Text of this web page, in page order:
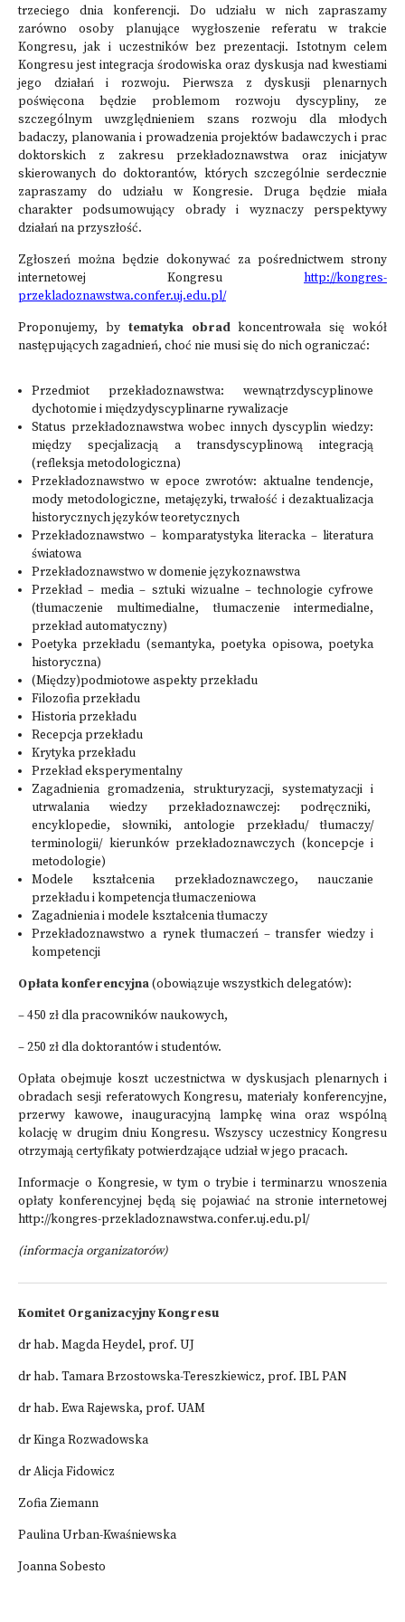
trzeciego dnia konferencji. Do udziału w nich zapraszamy
zarówno osoby planujące wygłoszenie referatu w trakcie
Kongresu, jak i uczestników bez prezentacji. Istotnym celem
Kongresu jest integracja środowiska oraz dyskusja nad kwestiami
jego działań i rozwoju. Pierwsza z dyskusji plenarnych
poświęcona będzie problemom rozwoju dyscypliny, ze
szczególnym uwzględnieniem szans rozwoju dla młodych
badaczy, planowania i prowadzenia projektów badawczych i prac
doktorskich z zakresu przekładoznawstwa oraz inicjatyw
skierowanych do doktorantów, których szczególnie serdecznie
zapraszamy do udziału w Kongresie. Druga będzie miała
charakter podsumowujący obrady i wyznaczy perspektywy
działań na przyszłość.
Zgłoszeń można będzie dokonywać za pośrednictwem strony
internetowej Kongresu http://kongres-
przekladoznawstwa.confer.uj.edu.pl/
Proponujemy, by tematyka obradkoncentrowała się wokół
następujących zagadnień, choć nie musi się do nich ograniczać:
Przedmiot przekładoznawstwa: wewnątrzdyscyplinowe
dychotomie i międzydyscyplinarne rywalizacje
Status przekładoznawstwa wobec innych dyscyplin wiedzy:
między specjalizacją a transdyscyplinową integracją
(refleksja metodologiczna)
Przekładoznawstwo w epoce zwrotów: aktualne tendencje,
mody metodologiczne, metajęzyki, trwałość i dezaktualizacja
historycznych języków teoretycznych
Przekładoznawstwo – komparatystyka literacka – literatura
światowa
Przekładoznawstwo w domenie językoznawstwa
Przekład – media – sztuki wizualne – technologie cyfrowe
(tłumaczenie multimedialne, tłumaczenie intermedialne,
przekład automatyczny)
Poetyka przekładu (semantyka, poetyka opisowa, poetyka
historyczna)
(Między)podmiotowe aspekty przekładu
Filozofia przekładu
Historia przekładu
Recepcja przekładu
Krytyka przekładu
Przekład eksperymentalny
Zagadnienia gromadzenia, strukturyzacji, systematyzacji i
utrwalania wiedzy przekładoznawczej: podręczniki,
encyklopedie, słowniki, antologie przekładu/ tłumaczy/
terminologii/ kierunków przekładoznawczych (koncepcje i
metodologie)
Modele kształcenia przekładoznawczego, nauczanie
przekładu i kompetencja tłumaczeniowa
Zagadnienia i modele kształcenia tłumaczy
Przekładoznawstwo a rynek tłumaczeń – transfer wiedzy i
kompetencji
Opłata konferencyjna(obowiązuje wszystkich delegatów):
– 450 zł dla pracowników naukowych,
– 250 zł dla doktorantów i studentów.
Opłata obejmuje koszt uczestnictwa w dyskusjach plenarnych i
obradach sesji referatowych Kongresu, materiały konferencyjne,
przerwy kawowe, inauguracyjną lampkę wina oraz wspólną
kolację w drugim dniu Kongresu. Wszyscy uczestnicy Kongresu
otrzymają certyfikaty potwierdzające udział w jego pracach.
Informacje o Kongresie, w tym o trybie i terminarzu wnoszenia
opłaty konferencyjnej będą się pojawiać na stronie internetowej
http://kongres-przekladoznawstwa.confer.uj.edu.pl/
(informacja organizatorów)
Komitet Organizacyjny Kongresu
dr hab. Magda Heydel, prof. UJ
dr hab. Tamara Brzostowska-Tereszkiewicz, prof. IBL PAN
dr hab. Ewa Rajewska, prof. UAM
dr Kinga Rozwadowska
dr Alicja Fidowicz
Zofia Ziemann
Paulina Urban-Kwaśniewska
Joanna Sobesto